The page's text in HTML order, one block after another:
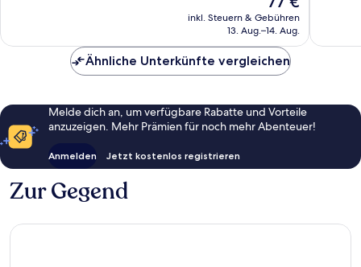
Preis
beträgt
inkl. Steuern & Gebühren
13. Aug.–14. Aug.
Ähnliche Unterkünfte vergleichen
Melde dich an, um verfügbare Rabatte und Vorteile
anzuzeigen. Mehr Prämien für noch mehr Abenteuer!
Anmelden Jetzt kostenlos registrieren
Zur Gegend